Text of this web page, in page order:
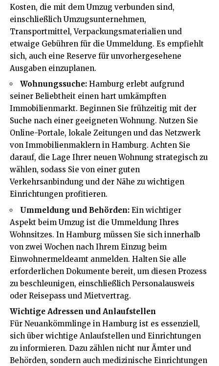
Kosten, die mit dem Umzug verbunden sind,
einschließlich Umzugsunternehmen,
Transportmittel, Verpackungsmaterialien und
etwaige Gebühren für die Ummeldung. Es empfiehlt
sich, auch eine Reserve für unvorhergesehene
Ausgaben einzuplanen.
Wohnungssuche: Hamburg erlebt aufgrund
seiner Beliebtheit einen hart umkämpften
Immobilienmarkt. Beginnen Sie frühzeitig mit der
Suche nach einer geeigneten Wohnung. Nutzen Sie
Online-Portale, lokale Zeitungen und das Netzwerk
von Immobilienmaklern in Hamburg. Achten Sie
darauf, die Lage Ihrer neuen Wohnung strategisch zu
wählen, sodass Sie von einer guten
Verkehrsanbindung und der Nähe zu wichtigen
Einrichtungen profitieren.
Ummeldung und Behörden: Ein wichtiger
Aspekt beim Umzug ist die Ummeldung Ihres
Wohnsitzes. In Hamburg müssen Sie sich innerhalb
von zwei Wochen nach Ihrem Einzug beim
Einwohnermeldeamt anmelden. Halten Sie alle
erforderlichen Dokumente bereit, um diesen Prozess
zu beschleunigen, einschließlich Personalausweis
oder Reisepass und Mietvertrag.
Wichtige Adressen und Anlaufstellen
Für Neuankömmlinge in Hamburg ist es essenziell,
sich über wichtige Anlaufstellen und Einrichtungen
zu informieren. Dazu zählen nicht nur Ämter und
Behörden, sondern auch medizinische Einrichtungen